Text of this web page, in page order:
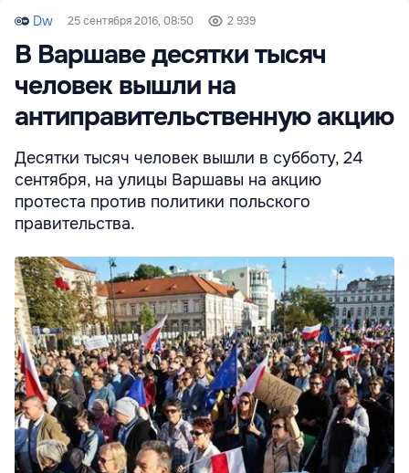
Dw 25 сентября 2016, 08:50 2 939
В Варшаве десятки тысяч
человек вышли на
антиправительственную акцию
Десятки тысяч человек вышли в субботу, 24
сентября, на улицы Варшавы на акцию
протеста против политики польского
правительства.